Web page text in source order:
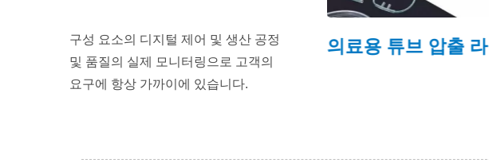
구성 요소의 디지털 제어 및 생산 공정
및 품질의 실제 모니터링으로 고객의
요구에 항상 가까이에 있습니다.
연속 비드 폼 의료용 튜브 압출 라인